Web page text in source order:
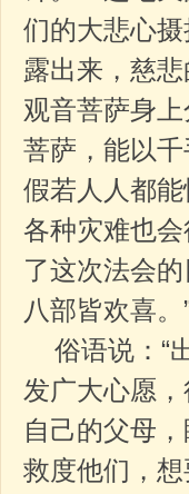
们的大悲心
露出来，慈
观音菩萨身
菩萨，能以
假若人人都
各种灾难也
了这次法会
八部皆欢喜。
俗语说：“
发广大心愿
自己的父母
救度他们，